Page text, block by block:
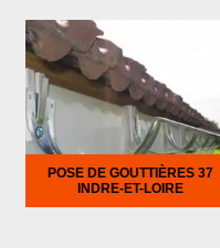
POSE DE GOUTTIÈRES 37
INDRE-ET-LOIRE